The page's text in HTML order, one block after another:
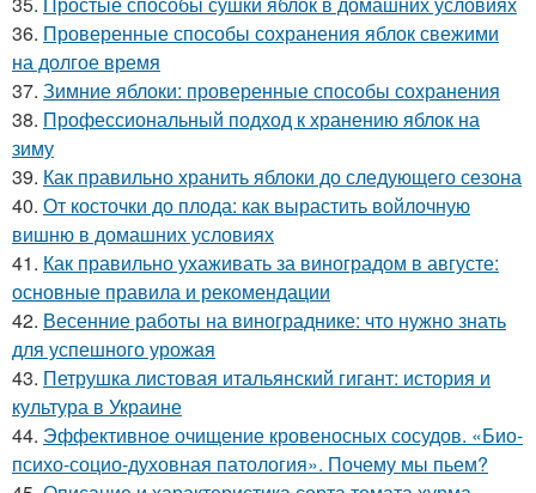
36. Проверенные способы сохранения яблок свежими
на долгое время
37. Зимние яблоки: проверенные способы сохранения
38. Профессиональный подход к хранению яблок на
зиму
39. Как правильно хранить яблоки до следующего сезона
40. От косточки до плода: как вырастить войлочную
вишню в домашних условиях
41. Как правильно ухаживать за виноградом в августе:
основные правила и рекомендации
42. Весенние работы на винограднике: что нужно знать
для успешного урожая
43. Петрушка листовая итальянский гигант: история и
культура в Украине
44. Эффективное очищение кровеносных сосудов. «Био-
психо-социо-духовная патология». Почему мы пьем?